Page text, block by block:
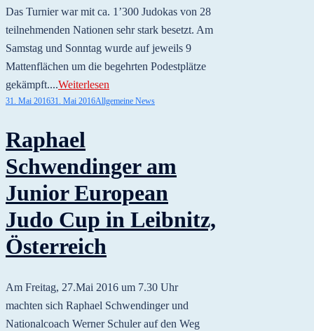
Das Turnier war mit ca. 1’300 Judokas von 28
teilnehmenden Nationen sehr stark besetzt. Am
Samstag und Sonntag wurde auf jeweils 9
Mattenflächen um die begehrten Podestplätze
gekämpft....Weiterlesen
31. Mai 201631. Mai 2016Allgemeine News
Raphael
Schwendinger am
Junior European
Judo Cup in Leibnitz,
Österreich
Am Freitag, 27.Mai 2016 um 7.30 Uhr
machten sich Raphael Schwendinger und
Nationalcoach Werner Schuler auf den Weg